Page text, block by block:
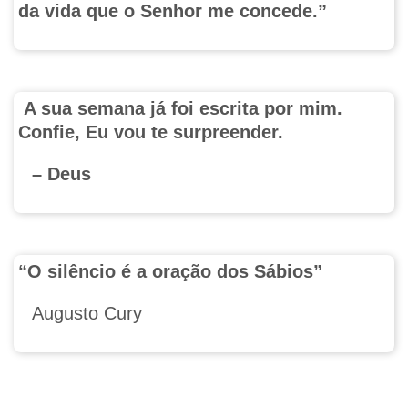
da vida que o Senhor me concede.”
A sua semana já foi escrita por mim.
Confie, Eu vou te surpreender.
– Deus
“O silêncio é a oração dos Sábios”
Augusto Cury